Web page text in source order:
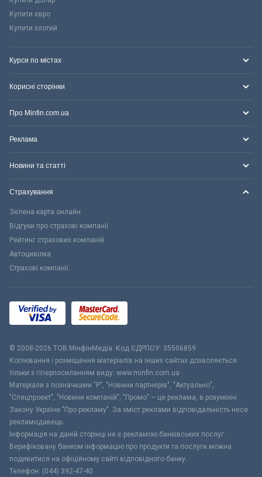
Купити євро
Купити злотий
Курси по містах
Корисні сторінки
Про Minfin.com.ua
Реклама
Новини та статті
Страхування
Зелена карта онлайн
Відгуки про страхові компанії
Рейтинг страхових компаній
Автоцивілка
Страхові компанії
© 2008-2026 ТОВ МiнфiнМедiа. Код ЄДРПОУ: 35506859
Копіювання і розміщення матеріалів на інших сайтах дозволяється
тільки з гіперпосиланням виду: www.minfin.com.ua
Матеріали з позначками "Р", "Новини партнерів", "Актуально",
"Спецпроект", "Новини компаній", "Промо" – це реклама, в розумінні
Закону України "Про рекламу". За зміст реклами відповідальність несе
рекламодавець.
Інформація на даній сторінці не є рекламою банківських послуг.
Верифіковану банком інформацію про продукти та послуги можна
подивитися на офіційному сайті відповідного банку.
Телефон: (044) 392-47-40